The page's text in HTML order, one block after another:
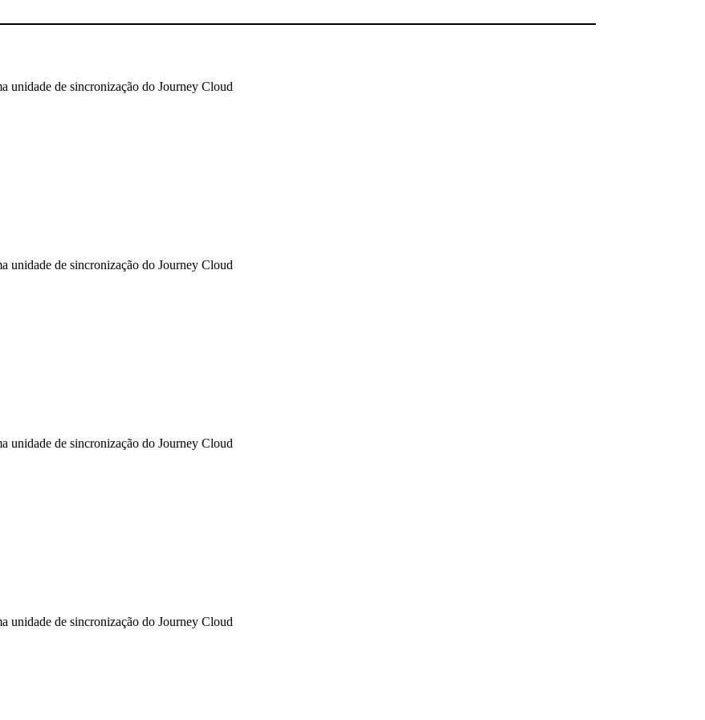
unidade de sincronização do Journey Cloud
unidade de sincronização do Journey Cloud
unidade de sincronização do Journey Cloud
unidade de sincronização do Journey Cloud